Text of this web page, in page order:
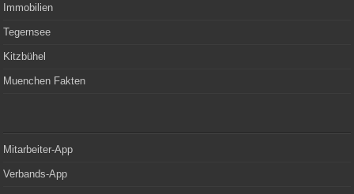
Immobilien
Tegernsee
Kitzbühel
Muenchen Fakten
Mitarbeiter-App
Verbands-App